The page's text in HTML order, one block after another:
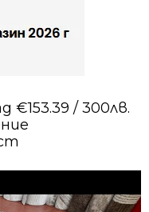
€153.39 / 300лв.